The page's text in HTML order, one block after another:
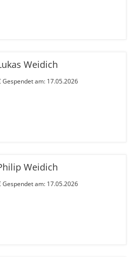
Weidich
Gespendet am: 17.05.2026
Weidich
Gespendet am: 17.05.2026